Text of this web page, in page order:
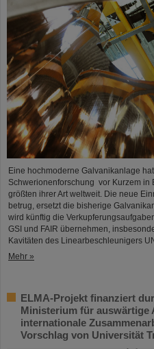
Eine hochmoderne Galvanikanlage
Schwerionenforschung vor Kurzem in
größten ihrer Art weltweit. Die neue
betrug, ersetzt die bisherige
wird künftig die
GSI und FAIR übernehmen,
Kavitäten des Linearbeschleunigers
Mehr »
ELMA-Projekt finanziert
Ministerium für auswärtige
internationale
Vorschlag von Universität